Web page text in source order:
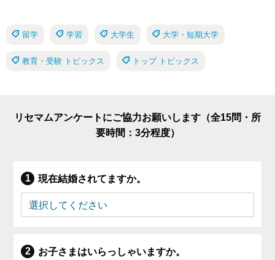
留学 学習 大学生 大学・短期大学
教育・受験 トピックス トップ トピックス
リセマムアンケートにご協力お願いします（全15問・所
要時間：3分程度）
現在結婚されてますか。
お子さまはいらっしゃいますか。